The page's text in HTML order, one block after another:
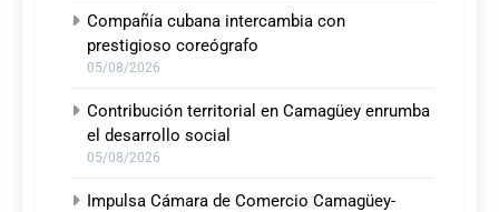
Compañía cubana intercambia con
prestigioso coreógrafo
05/08/2026
Contribución territorial en Camagüey enrumba
el desarrollo social
05/08/2026
Impulsa Cámara de Comercio Camagüey-